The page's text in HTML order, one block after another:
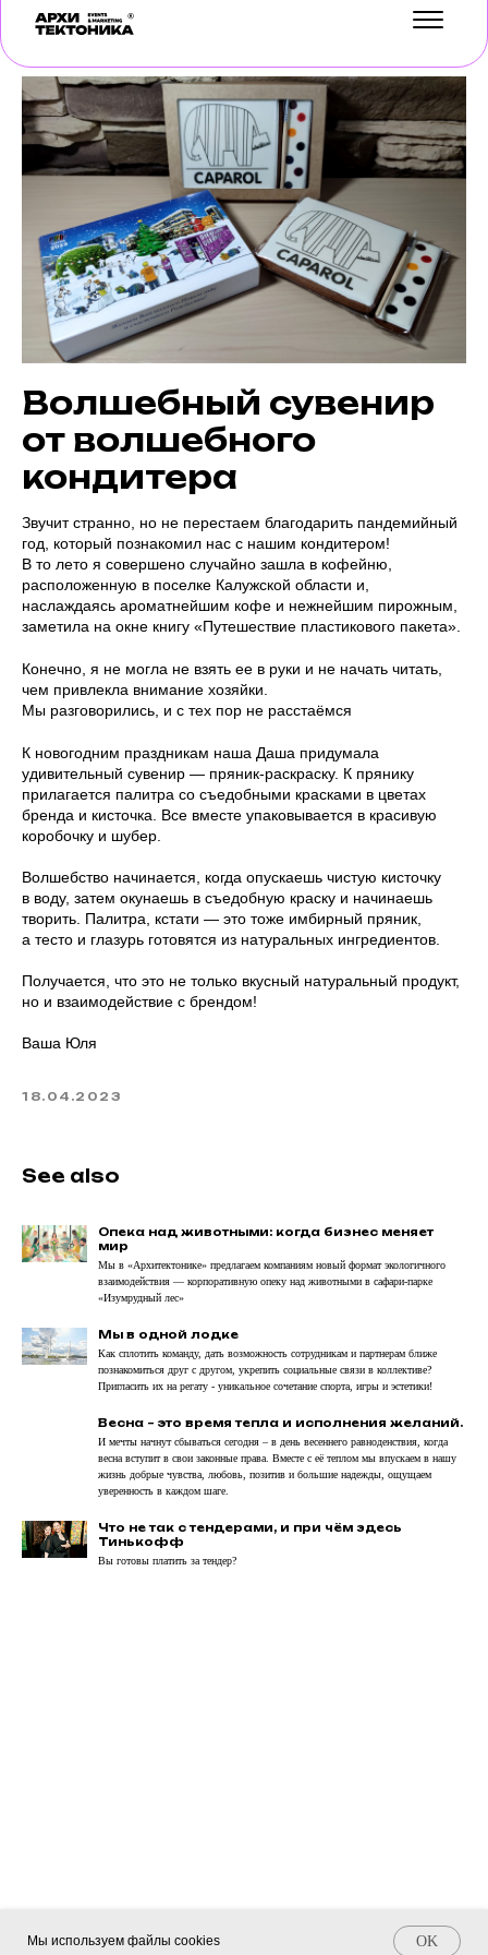
УСЛУГИ
БЛОГ
КЕЙСЫ
ОТЗЫВЫ
КОНТАКТЫ
Мы используем файлы cookies OK
Волшебный сувенир
от волшебного
кондитера
Звучит странно, но не перестаем благодарить пандемийный
год, который познакомил нас с нашим кондитером!
В то лето я совершено случайно зашла в кофейню,
расположенную в поселке Калужской области и,
наслаждаясь ароматнейшим кофе и нежнейшим пирожным,
заметила на окне книгу «Путешествие пластикового пакета».
Конечно, я не могла не взять ее в руки и не начать читать,
чем привлекла внимание хозяйки.
Мы разговорились, и с тех пор не расстаёмся
К новогодним праздникам наша Даша придумала
удивительный сувенир — пряник-раскраску. К прянику
прилагается палитра со съедобными красками в цветах
бренда и кисточка. Все вместе упаковывается в красивую
коробочку и шубер.
Волшебство начинается, когда опускаешь чистую кисточку
в воду, затем окунаешь в съедобную краску и начинаешь
творить. Палитра, кстати — это тоже имбирный пряник,
а тесто и глазурь готовятся из натуральных ингредиентов.
Получается, что это не только вкусный натуральный продукт,
но и взаимодействие с брендом!
Ваша Юля
18.04.2023
See also
Опека над животными: когда бизнес меняет
мир
Мы в «Архитектонике» предлагаем компаниям новый формат экологичного
взаимодействия — корпоративную опеку над животными в сафари-парке
«Изумрудный лес»
Мы в одной лодке
Как сплотить команду, дать возможность сотрудникам и партнерам ближе
познакомиться друг с другом, укрепить социальные связи в коллективе?
Пригласить их на регату - уникальное сочетание спорта, игры и эстетики!
Весна – это время тепла и исполнения желаний.
И мечты начнут сбываться сегодня – в день весеннего равноденствия, когда
весна вступит в свои законные права. Вместе с её теплом мы впускаем в нашу
жизнь добрые чувства, любовь, позитив и большие надежды, ощущаем
уверенность в каждом шаге.
Что не так с тендерами, и при чём здесь
Тинькофф
Вы готовы платить за тендер?
О НАС